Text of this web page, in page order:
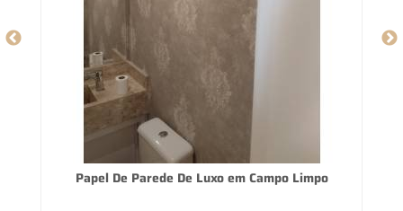
Papel De Parede De Luxo em Campo Limpo